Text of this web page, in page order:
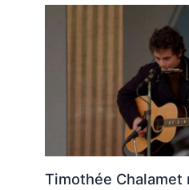
Timothée Chalamet